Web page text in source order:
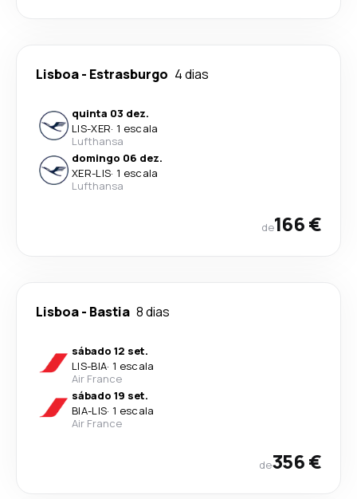
Lisboa- Estrasburgo 4 dias
quinta 03 dez.
LIS-XER· 1 escala
Lufthansa
domingo 06 dez.
XER-LIS· 1 escala
Lufthansa
de166 €
Lisboa- Bastia 8 dias
sábado 12 set.
LIS-BIA· 1 escala
Air France
sábado 19 set.
BIA-LIS· 1 escala
Air France
de356 €